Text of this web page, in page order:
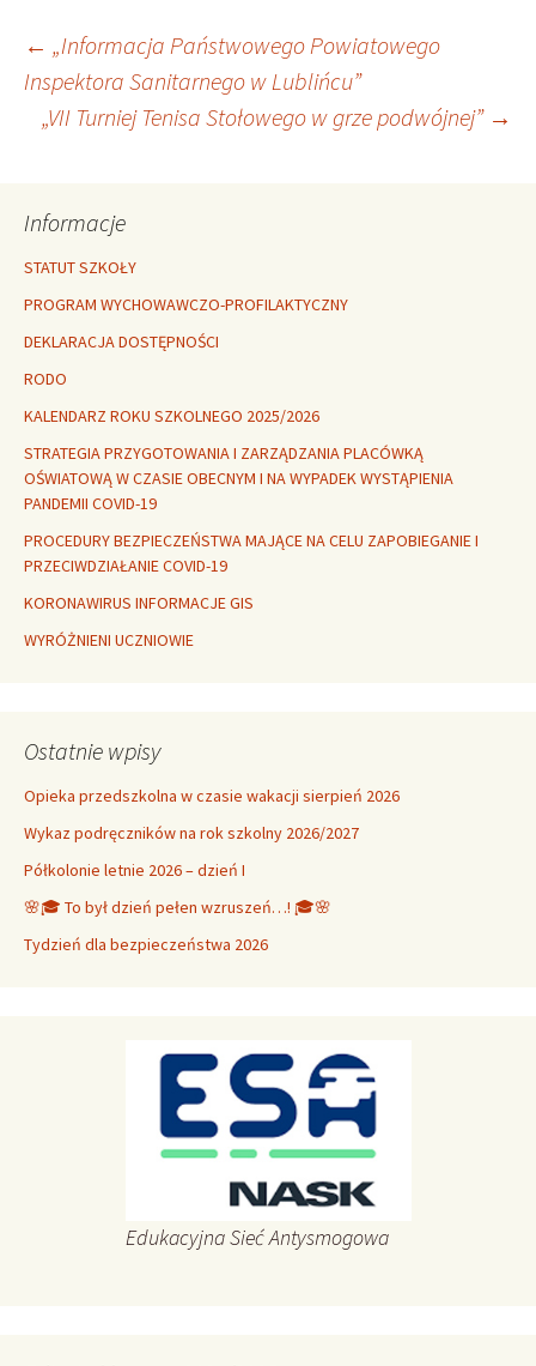
Nawigacja
wpisu
← „Informacja Państwowego Powiatowego
Inspektora Sanitarnego w Lublińcu”
„VII Turniej Tenisa Stołowego w grze podwójnej” →
Informacje
STATUT SZKOŁY
PROGRAM WYCHOWAWCZO-PROFILAKTYCZNY
DEKLARACJA DOSTĘPNOŚCI
RODO
KALENDARZ ROKU SZKOLNEGO 2025/2026
STRATEGIA PRZYGOTOWANIA I ZARZĄDZANIA PLACÓWKĄ
OŚWIATOWĄ W CZASIE OBECNYM I NA WYPADEK WYSTĄPIENIA
PANDEMII COVID-19
PROCEDURY BEZPIECZEŃSTWA MAJĄCE NA CELU ZAPOBIEGANIE I
PRZECIWDZIAŁANIE COVID-19
KORONAWIRUS INFORMACJE GIS
WYRÓŻNIENI UCZNIOWIE
Ostatnie wpisy
Opieka przedszkolna w czasie wakacji sierpień 2026
Wykaz podręczników na rok szkolny 2026/2027
Półkolonie letnie 2026 – dzień I
🌸🎓 To był dzień pełen wzruszeń…! 🎓🌸
Tydzień dla bezpieczeństwa 2026
Edukacyjna Sieć Antysmogowa